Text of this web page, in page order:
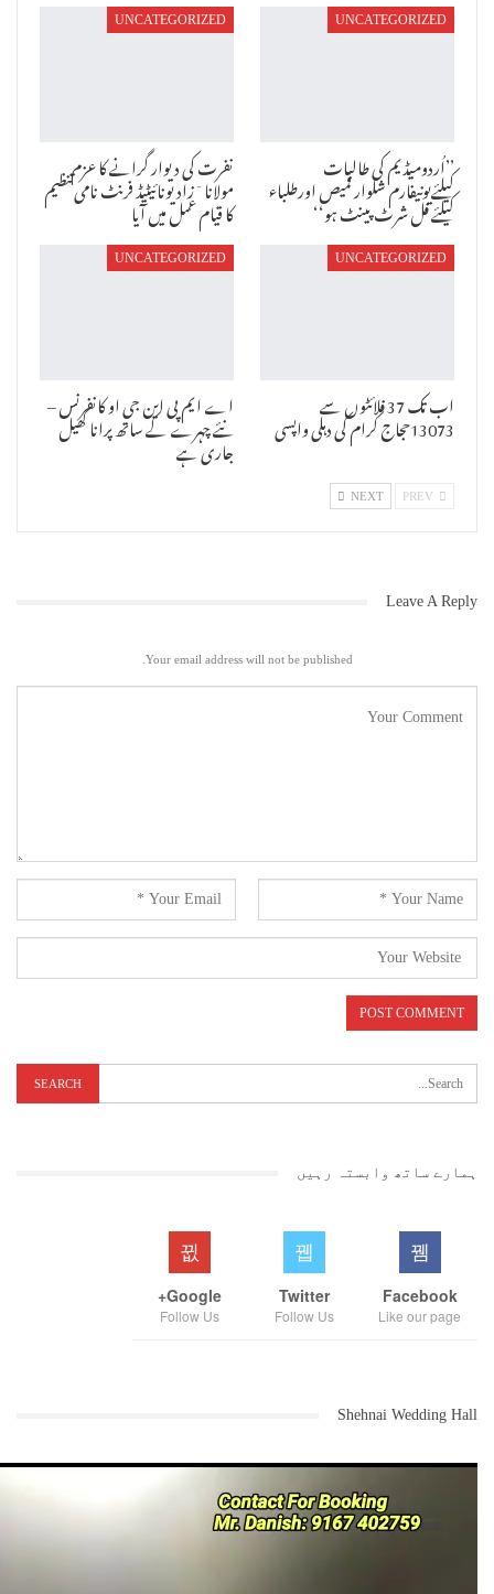
UNCATEGORIZED
’’اُردومیڈیم کی طالبات
کیلئےیونیفارم شلوار قمیص اورطلباء
کیلئے فل شرٹ پینٹ ہو‘‘
UNCATEGORIZED
نفرت کی دیوار گرانے کا عزم
مولانا ٓزاد یونائیٹیڈ فرنٹ نامی تنظیم
کا قیام عمل میں آیا
UNCATEGORIZED
اب تک 37 فلائٹوں سے
13073حجاج کرام کی دہلی واپسی
UNCATEGORIZED
اے ایم پی این جی او کانفرنس –
نئے چہرے کے ساتھ پرانا کھیل
جاری ہے
NEXT
Leave A Reply
Your email address will not be published.
ہمارے ساتھ وابستہ رہیں
Facebook
Like our page
Twitter
Follow Us
Google+
Follow Us
Shehnai Wedding Hall